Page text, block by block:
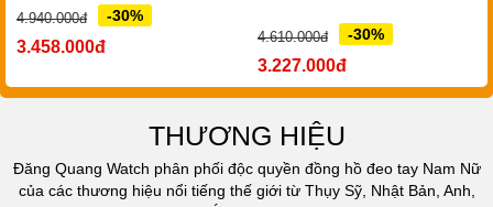
4.940.000đ -30%
3.458.000đ
4.610.000đ -30%
3.227.000đ
THƯƠNG HIỆU
Đăng Quang Watch phân phối độc quyền đồng hồ đeo tay Nam Nữ
của các thương hiệu nổi tiếng thế giới từ Thụy Sỹ, Nhật Bản, Anh,